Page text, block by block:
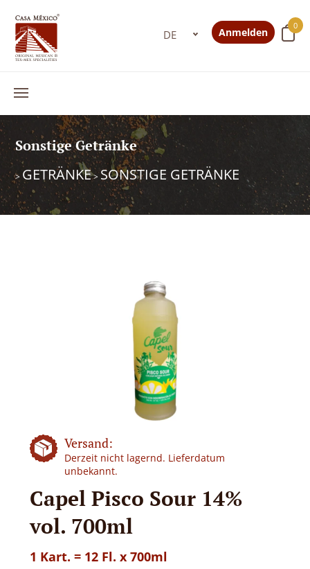
0
Anmelden
Sonstige Getränke
> GETRÄNKE>SONSTIGE GETRÄNKE
Versand:
Derzeit nicht lagernd. Lieferdatum
unbekannt.
Capel Pisco Sour 14%
vol. 700ml
1 Kart. = 12 Fl. x 700ml